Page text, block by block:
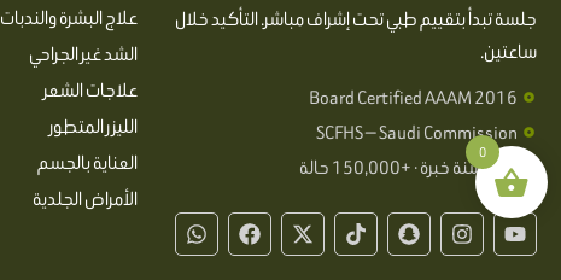
جلسة تبدأ بتقييم طبي تحت إشراف مباشر. التأكيد خلال
ساعتين.
Board Certified AAAM 2016
SCFHS — Saudi Commission
+20 سنة خبرة · +150,000 حالة
Y
o
u
I
n
s
S
n
a
T
i
k
X
-
t
F
a
c
W
h
a
علاج البشرة والندبات
الشد غير الجراحي
علاجات الشعر
الليزر المتطور
العناية بالجسم
الأمراض الجلدية
0